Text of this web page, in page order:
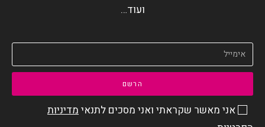
ועוד…
אני מאשר שקראתי ואני מסכים לתנאי מדיניות
הרשם